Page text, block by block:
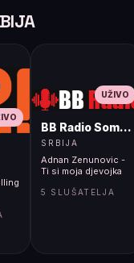
UŽIVO
BB Radio Sombor
SRBIJA
Adnan Zenunovic -
Ti si moja djevojka
5 SLUŠATELJA